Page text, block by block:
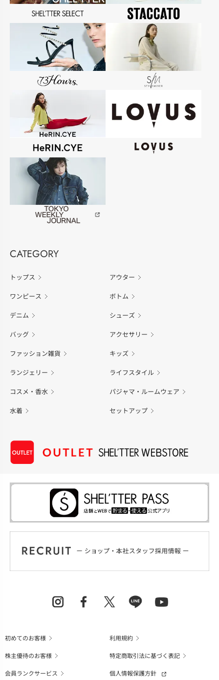
CATEGORY
トップス アウター
ワンピース ボトム
デニム シューズ
バッグ アクセサリー
ファッション雑貨 キッズ
ランジェリー ライフスタイル
コスメ・香水 パジャマ・ルームウェア
水着 セットアップ
初めてのお客様
利用規約
株主優待のお客様
特定商取引法に基づく表記
会員ランクサービス
個人情報保護方針